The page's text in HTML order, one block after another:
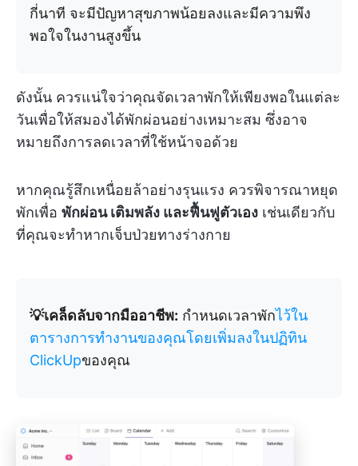
กี่นาที จะมีปัญหาสุขภาพน้อยลงและมีความพึง
พอใจในงานสูงขึ้น
ดังนั้น ควรแน่ใจว่าคุณจัดเวลาพักให้เพียงพอในแต่ละ
วันเพื่อให้สมองได้พักผ่อนอย่างเหมาะสม ซึ่งอาจ
หมายถึงการลดเวลาที่ใช้หน้าจอด้วย
หากคุณรู้สึกเหนื่อยล้าอย่างรุนแรง ควรพิจารณาหยุด
พักเพื่อ พักผ่อน เติมพลัง และฟื้นฟูตัวเอง เช่นเดียวกับ
ที่คุณจะทำหากเจ็บป่วยทางร่างกาย
💡เคล็ดลับจากมืออาชีพ: กำหนดเวลาพักไว้ใน
ตารางการทำงานของคุณโดยเพิ่มลงในปฏิทิน
ClickUpของคุณ